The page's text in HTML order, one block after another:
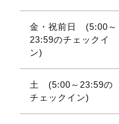
金・祝前日 (5:00～
23:59のチェックイ
ン)
土 (5:00～23:59の
チェックイン)